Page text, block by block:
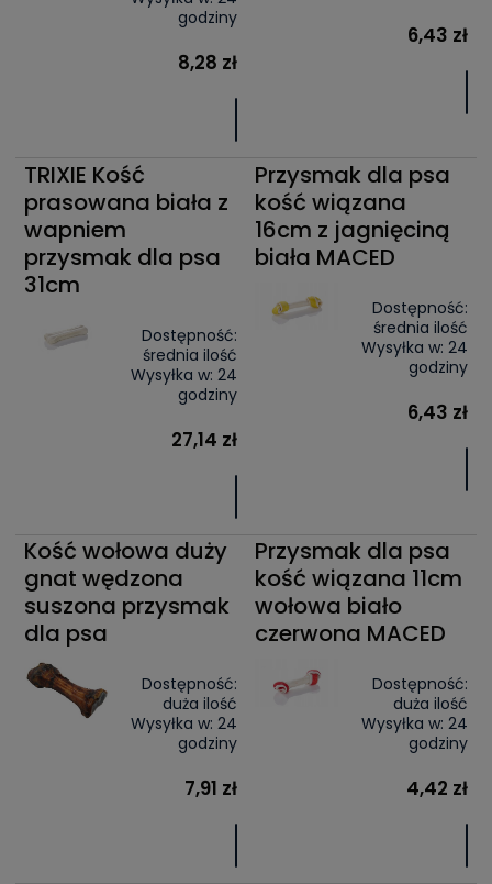
godziny
8,28 zł
6,43 zł
TRIXIE Kość
prasowana biała z
wapniem
przysmak dla psa
31cm
Dostępność:
średnia ilość
Wysyłka w: 24
godziny
27,14 zł
Przysmak dla psa
kość wiązana
16cm z jagnięciną
biała MACED
Dostępność:
średnia ilość
Wysyłka w: 24
godziny
6,43 zł
Kość wołowa duży
gnat wędzona
suszona przysmak
dla psa
Dostępność:
duża ilość
Wysyłka w: 24
godziny
7,91 zł
Przysmak dla psa
kość wiązana 11cm
wołowa biało
czerwona MACED
Dostępność:
duża ilość
Wysyłka w: 24
godziny
4,42 zł